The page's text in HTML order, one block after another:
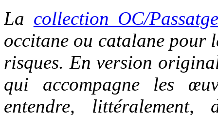
La collection OC/Passatg
occitane ou catalane pour
risques. En version
qui accompagne les
entendre,